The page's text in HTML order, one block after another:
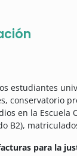
estudiantes
conservatorio
en la Escuela
B2),
para la